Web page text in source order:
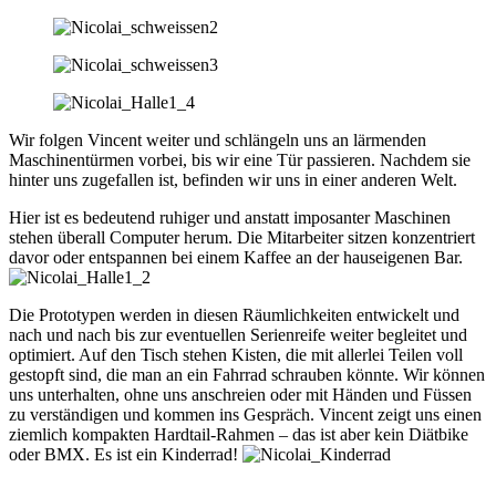
Wir folgen Vincent weiter und schlängeln uns an lärmenden
Maschinentürmen vorbei, bis wir eine Tür passieren. Nachdem sie
hinter uns zugefallen ist, befinden wir uns in einer anderen Welt.
Hier ist es bedeutend ruhiger und anstatt imposanter Maschinen
stehen überall Computer herum. Die Mitarbeiter sitzen konzentriert
davor oder entspannen bei einem Kaffee an der hauseigenen Bar.
Die Prototypen werden in diesen Räumlichkeiten entwickelt und
nach und nach bis zur eventuellen Serienreife weiter begleitet und
optimiert. Auf den Tisch stehen Kisten, die mit allerlei Teilen voll
gestopft sind, die man an ein Fahrrad schrauben könnte. Wir können
uns unterhalten, ohne uns anschreien oder mit Händen und Füssen
zu verständigen und kommen ins Gespräch. Vincent zeigt uns einen
ziemlich kompakten Hardtail-Rahmen – das ist aber kein Diätbike
oder BMX. Es ist ein Kinderrad!